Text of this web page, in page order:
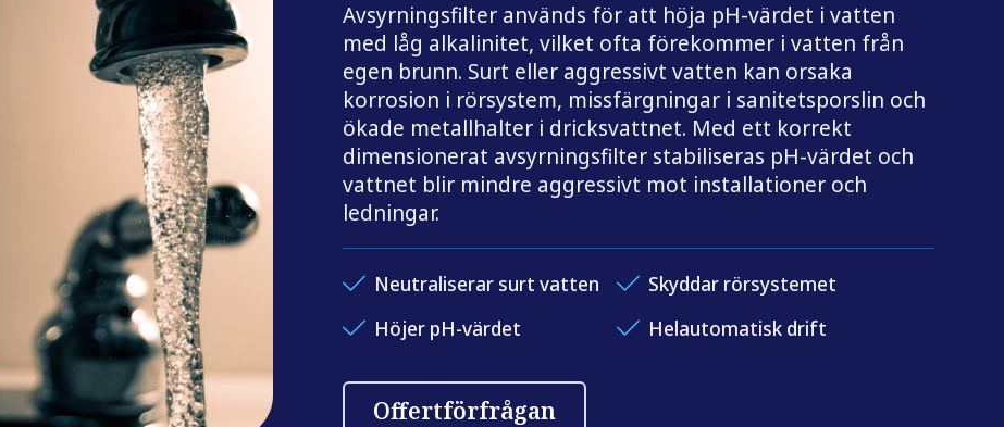
Avsyrningsfilter används för att höja pH-värdet i vatten
med låg alkalinitet, vilket ofta förekommer i vatten från
egen brunn. Surt eller aggressivt vatten kan orsaka
korrosion i rörsystem, missfärgningar i sanitetsporslin och
ökade metallhalter i dricksvattnet. Med ett korrekt
dimensionerat avsyrningsfilter stabiliseras pH-värdet och
vattnet blir mindre aggressivt mot installationer och
ledningar.
Neutraliserar surt vatten
Skyddar rörsystemet
Höjer pH-värdet
Helautomatisk drift
Offertförfrågan